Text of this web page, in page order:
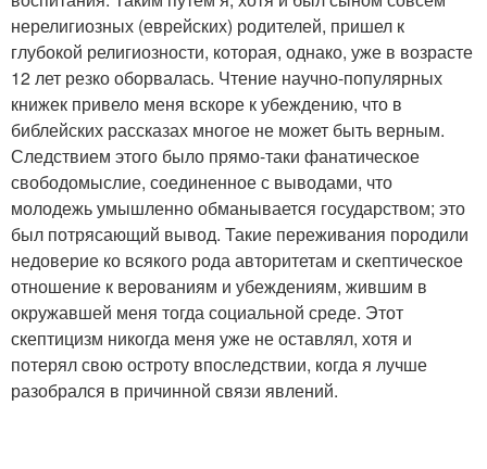
нерелигиозных (еврейских) родителей, пришел к
глубокой религиозности, которая, однако, уже в возрасте
12 лет резко оборвалась. Чтение научно-популярных
книжек привело меня вскоре к убеждению, что в
библейских рассказах многое не может быть верным.
Следствием этого было прямо-таки фанатическое
свободомыслие, соединенное с выводами, что
молодежь умышленно обманывается государством; это
был потрясающий вывод. Такие переживания породили
недоверие ко всякого рода авторитетам и скептическое
отношение к верованиям и убеждениям, жившим в
окружавшей меня тогда социальной среде. Этот
скептицизм никогда меня уже не оставлял, хотя и
потерял свою остроту впоследствии, когда я лучше
разобрался в причинной связи явлений.